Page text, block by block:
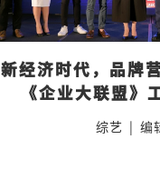
新经济时代，品牌
《企业大联盟》
综艺 | 编